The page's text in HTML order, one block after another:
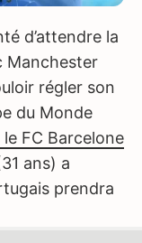
d’attendre la
Manchester
régler son
du Monde
FC Barcelone
ans) a
prendra